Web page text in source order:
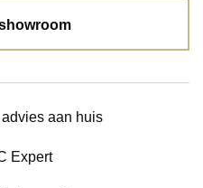
aan huis
Expert